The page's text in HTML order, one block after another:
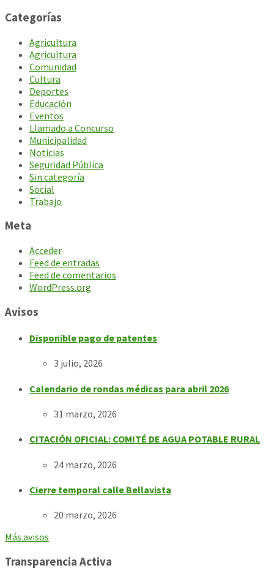
Categorías
Agricultura
Agricultura
Comunidad
Cultura
Deportes
Educación
Eventos
Llamado a Concurso
Municipalidad
Noticias
Seguridad Pública
Sin categoría
Social
Trabajo
Meta
Acceder
Feed de entradas
Feed de comentarios
WordPress.org
Avisos
Disponible pago de patentes
3 julio, 2026
Calendario de rondas médicas para abril 2026
31 marzo, 2026
CITACIÓN OFICIAL: COMITÉ DE AGUA POTABLE RURAL
24 marzo, 2026
Cierre temporal calle Bellavista
20 marzo, 2026
Más avisos
Transparencia Activa